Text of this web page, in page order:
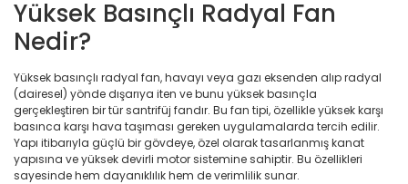
Yüksek Basınçlı Radyal Fan
Nedir?
Yüksek basınçlı radyal fan, havayı veya gazı eksenden alıp radyal
(dairesel) yönde dışarıya iten ve bunu yüksek basınçla
gerçekleştiren bir tür santrifüj fandır. Bu fan tipi, özellikle yüksek karşı
basınca karşı hava taşıması gereken uygulamalarda tercih edilir.
Yapı itibarıyla güçlü bir gövdeye, özel olarak tasarlanmış kanat
yapısına ve yüksek devirli motor sistemine sahiptir. Bu özellikleri
sayesinde hem dayanıklılık hem de verimlilik sunar.